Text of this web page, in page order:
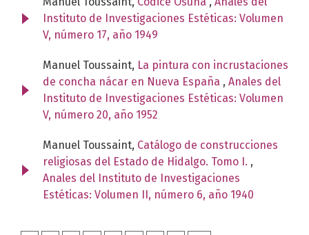
Instituto de Investigaciones Estéticas: Volumen
V, número 17, año 1949
Manuel Toussaint, La pintura con incrustaciones
de concha nácar en Nueva España , Anales del
Instituto de Investigaciones Estéticas: Volumen
V, número 20, año 1952
Manuel Toussaint, Catálogo de construcciones
religiosas del Estado de Hidalgo. Tomo I. ,
Anales del Instituto de Investigaciones
Estéticas: Volumen II, número 6, año 1940